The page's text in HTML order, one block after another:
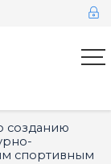
созданию
спортивным